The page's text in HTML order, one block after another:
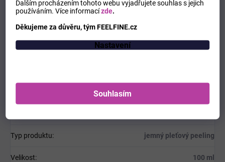
Dalším procházením tohoto webu vyjadřujete souhlas s jejich
používáním.Více informacízde
Děkujeme za důvěru, tým FEELFINE.cz
Nastavení
Souhlasím
Doplňkové parametry
Typ produktu: jemný pleťový peeling
Velikost: 100 ml